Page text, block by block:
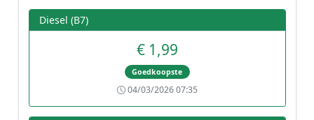
Diesel (B7)
€ 1,99
Goedkoopste
04/03/2026 07:35